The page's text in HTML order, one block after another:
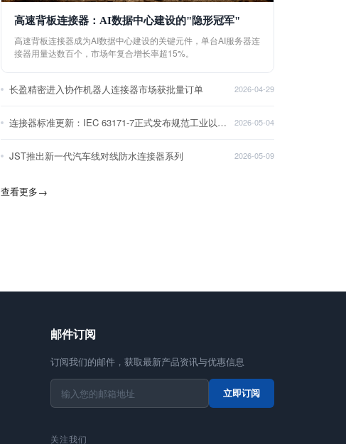
高速背板连接器：AI数据中心建设的"隐形冠军"
高速背板连接器成为AI数据中心建设的关键元件，单台AI服务器连
接器用量达数百个，市场年复合增长率超15%。
长盈精密进入协作机器人连接器市场获批量订单 2026-04-29
连接器标准更新：IEC 63171-7正式发布规范工业以太网接口 2026-05-04
JST推出新一代汽车线对线防水连接器系列 2026-05-09
查看更多→
邮件订阅
订阅我们的邮件，获取最新产品资讯与优惠信息
立即订阅
关注我们